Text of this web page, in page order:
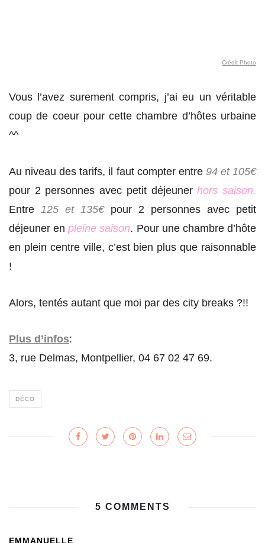
Crédit Photo
Vous l’avez surement compris, j’ai eu un véritable
coup de coeur pour cette chambre d’hôtes urbaine
^^
Au niveau des tarifs, il faut compter entre94 et 105€
pour 2 personnes avec petit déjeunerhors saison.
Entre 125 et 135€ pour 2 personnes avec petit
déjeuner enpleine saison. Pour une chambre d’hôte
en plein centre ville, c’est bien plus que raisonnable
!
Alors, tentés autant que moi par des city breaks ?!!
Plus d’infos:
3, rue Delmas, Montpellier, 04 67 02 47 69.
DÉCO
5 COMMENTS
EMMANUELLE